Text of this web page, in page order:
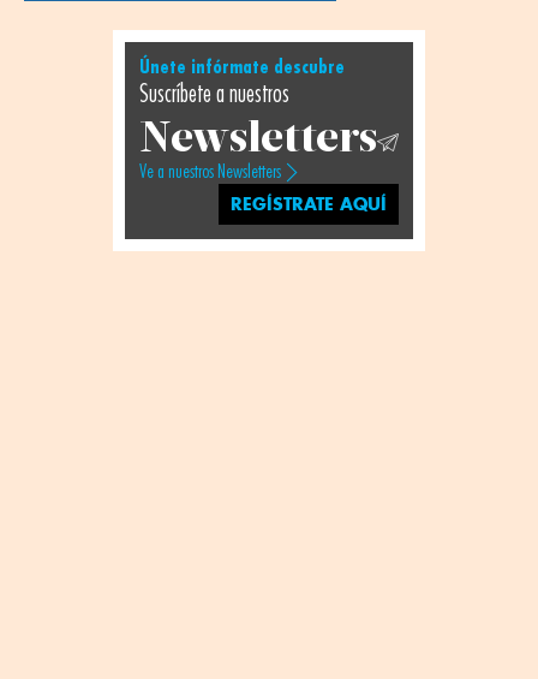
Únete infórmate descubre
Suscríbete a nuestros
Newsletters
Ve a nuestros Newsletters
REGÍSTRATE AQUÍ